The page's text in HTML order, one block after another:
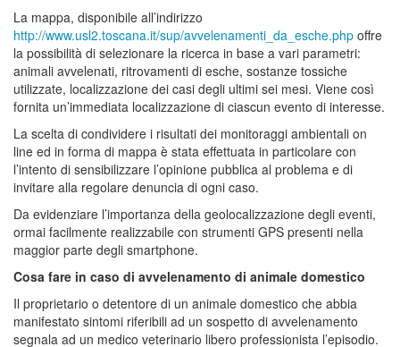
La mappa, disponibile all’indirizzo
http://www.usl2.toscana.it/sup/avvelenamenti_da_esche.php offre
la possibilità di selezionare la ricerca in base a vari parametri:
animali avvelenati, ritrovamenti di esche, sostanze tossiche
utilizzate, localizzazione dei casi degli ultimi sei mesi. Viene così
fornita un’immediata localizzazione di ciascun evento di interesse.
La scelta di condividere i risultati dei monitoraggi ambientali on
line ed in forma di mappa è stata effettuata in particolare con
l’intento di sensibilizzare l’opinione pubblica al problema e di
invitare alla regolare denuncia di ogni caso.
Da evidenziare l’importanza della geolocalizzazione degli eventi,
ormai facilmente realizzabile con strumenti GPS presenti nella
maggior parte degli smartphone.
Cosa fare in caso di avvelenamento di animale domestico
Il proprietario o detentore di un animale domestico che abbia
manifestato sintomi riferibili ad un sospetto di avvelenamento
segnala ad un medico veterinario libero professionista l’episodio.